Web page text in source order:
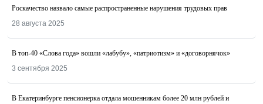
Роскачество назвалo самые распространенные нарушения трудовых прав
28 августа 2025
В топ-40 «Слова года» вошли «лабубу», «патриотизм» и «договорнячок»
3 сентября 2025
В Екатеринбурге пенсионерка отдала мошенникам более 20 млн рублей и